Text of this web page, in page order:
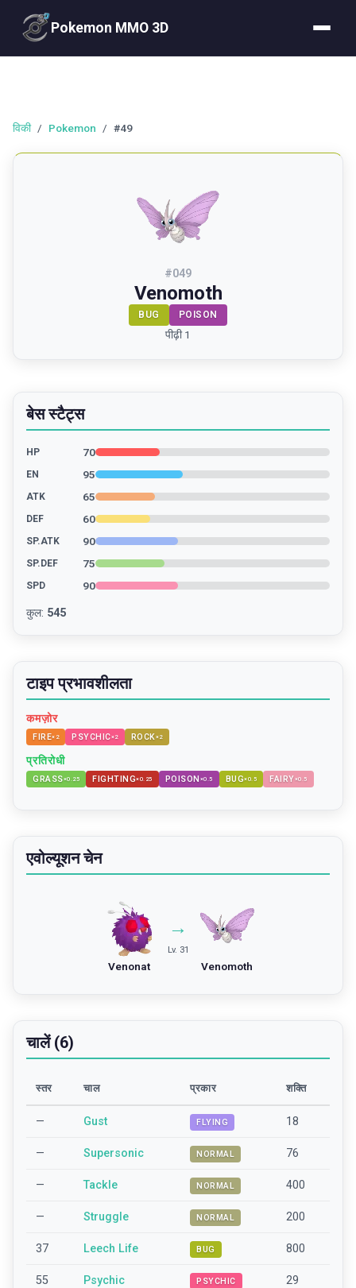
Pokemon MMO 3D
विकी / Pokemon / #49
#049
Venomoth
BUG POISON
पीढ़ी 1
बेस स्टैट्स
HP 70
EN 95
ATK 65
DEF 60
SP.ATK 90
SP.DEF 75
SPD 90
कुल: 545
टाइप प्रभावशीलता
कमज़ोर
FIRE× 2 PSYCHIC×2 ROCK×2
प्रतिरोधी
GRASS×0.25 FIGHTING×0.25 POISON ×0.5 BUG×0.5 FAIRY×0.5
एवोल्यूशन चेन
Venonat
→
Lv. 31
Venomoth
चालें (6)
स्तर चाल प्रकार शक्ति
— Gust FLYING 18
— Supersonic NORMAL 76
— Tackle NORMAL 400
— Struggle NORMAL 200
37 Leech Life BUG 800
55 Psychic PSYCHIC 29